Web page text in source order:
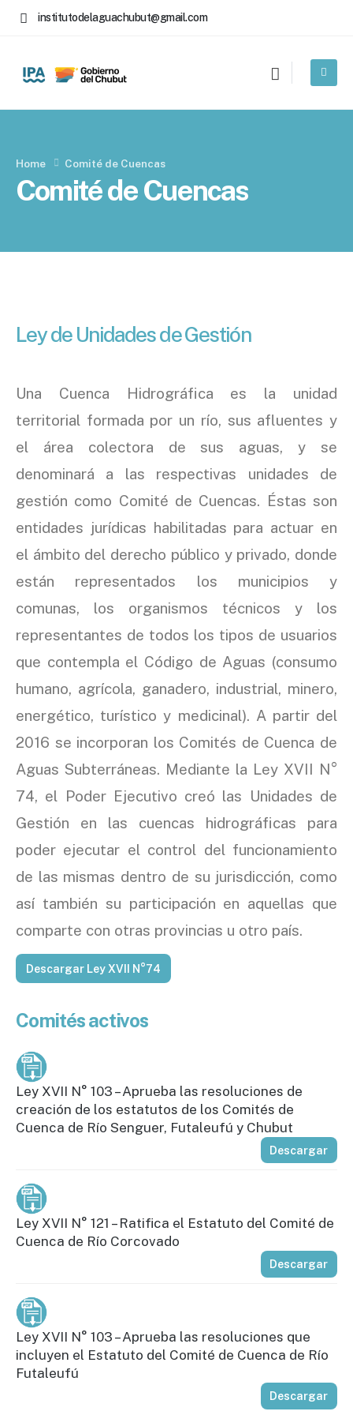
institutodelaguachubut@gmail.com
Home Comité de Cuencas
Comité de Cuencas
Ley de Unidades de Gestión
Una Cuenca Hidrográfica es la unidad
territorial formada por un río, sus afluentes y
el área colectora de sus aguas, y se
denominará a las respectivas unidades de
gestión como Comité de Cuencas. Éstas son
entidades jurídicas habilitadas para actuar en
el ámbito del derecho público y privado, donde
están representados los municipios y
comunas, los organismos técnicos y los
representantes de todos los tipos de usuarios
que contempla el Código de Aguas (consumo
humano, agrícola, ganadero, industrial, minero,
energético, turístico y medicinal). A partir del
2016 se incorporan los Comités de Cuenca de
Aguas Subterráneas. Mediante la Ley XVII N°
74, el Poder Ejecutivo creó las Unidades de
Gestión en las cuencas hidrográficas para
poder ejecutar el control del funcionamiento
de las mismas dentro de su jurisdicción, como
así también su participación en aquellas que
comparte con otras provincias u otro país.
Descargar Ley XVII N°74
Comités activos
Ley XVII N° 103 – Aprueba las resoluciones de
creación de los estatutos de los Comités de
Cuenca de Río Senguer, Futaleufú y Chubut
Descargar
Ley XVII N° 121 – Ratifica el Estatuto del Comité de
Cuenca de Río Corcovado
Descargar
Ley XVII N° 103 – Aprueba las resoluciones que
incluyen el Estatuto del Comité de Cuenca de Río
Futaleufú
Descargar